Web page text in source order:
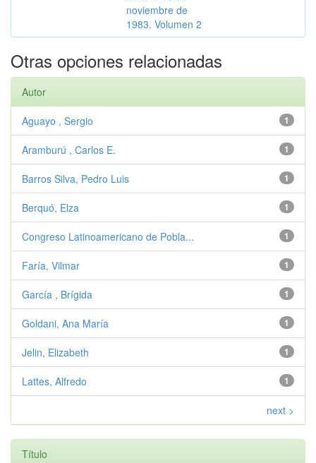
noviembre de
1983. Volumen 2
Otras opciones relacionadas
Autor
1
Aguayo , Sergio
1
Aramburú , Carlos E.
1
Barros Silva, Pedro Luis
1
Berquó, Elza
1
Congreso Latinoamericano de Pobla...
1
Faría, Vilmar
1
García , Brígida
1
Goldani, Ana María
1
Jelin, Elizabeth
1
Lattes, Alfredo
next >
Título